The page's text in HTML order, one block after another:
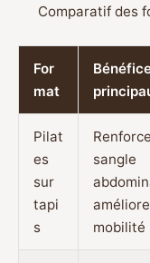
Comparatif des
For
mat
Pilat
es
sur
tapi
s
sangle
mobilité